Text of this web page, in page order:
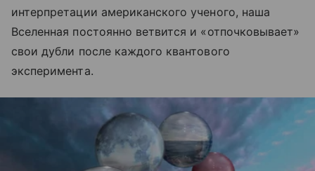
интерпретации американского ученого, наша
Вселенная постоянно ветвится и «отпочковывает»
свои дубли после каждого квантового
эксперимента.